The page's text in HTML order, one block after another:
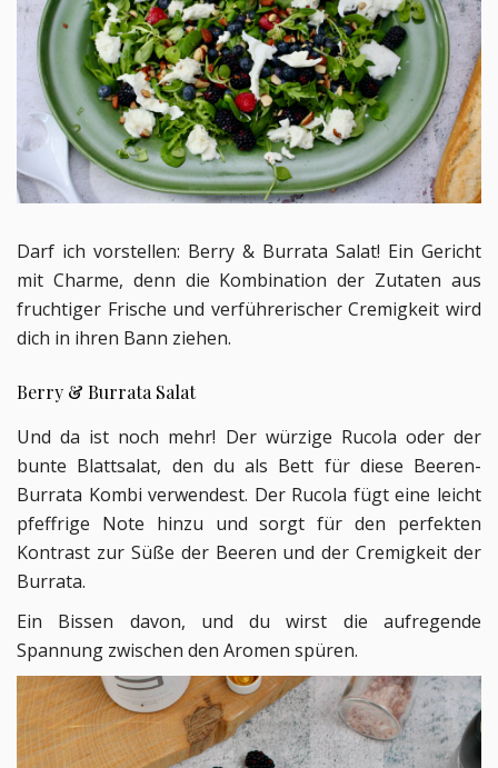
Darf ich vorstellen: Berry & Burrata Salat! Ein Gericht
mit Charme, denn die Kombination der Zutaten aus
fruchtiger Frische und verführerischer Cremigkeit wird
dich in ihren Bann ziehen.
Berry & Burrata Salat
Und da ist noch mehr! Der würzige Rucola oder der
bunte Blattsalat, den du als Bett für diese Beeren-
Burrata Kombi verwendest. Der Rucola fügt eine leicht
pfeffrige Note hinzu und sorgt für den perfekten
Kontrast zur Süße der Beeren und der Cremigkeit der
Burrata.
Ein Bissen davon, und du wirst die aufregende
Spannung zwischen den Aromen spüren.